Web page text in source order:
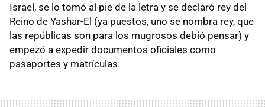
Israel, se lo tomó al pie de la letra y se declaró rey del
Reino de Yashar-El (ya puestos, uno se nombra rey, que
las repúblicas son para los mugrosos debió pensar) y
empezó a expedir documentos oficiales como
pasaportes y matrículas.